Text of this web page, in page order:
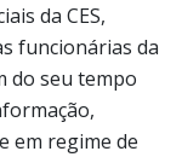
da CES,
funcionárias da
do seu tempo
em regime de